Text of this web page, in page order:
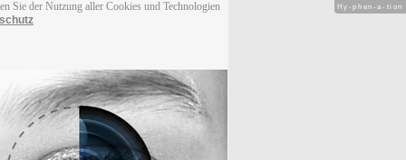
Sie der Nutzung aller Cookies und Technologien
Hy-phen-a-tion